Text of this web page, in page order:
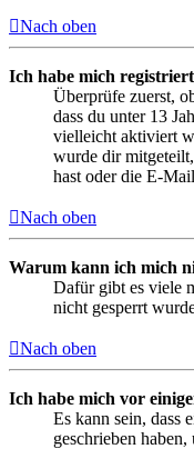
Nach oben
Ich habe mich
Überprüfe zuerst,
dass du unter 13
vielleicht aktiviert
wurde dir
hast oder die E-
Nach oben
Warum kann ich mich
Dafür gibt es viele
nicht gesperrt
Nach oben
Ich habe mich vor
Es kann sein, dass
geschrieben